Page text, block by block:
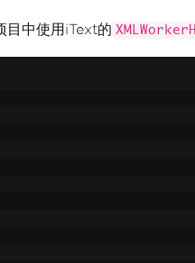
目中使用iText的